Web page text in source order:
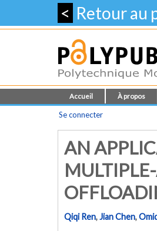
< Retour au
Accueil À propos
Se connecter
AN
Qiqi Ren,Jian Chen,